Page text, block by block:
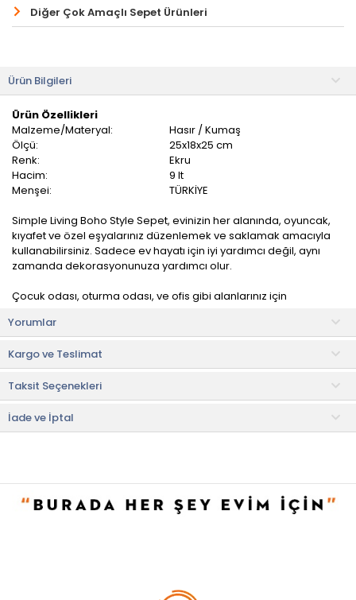
Diğer Çok Amaçlı Sepet Ürünleri
Ürün Bilgileri
Ürün Özellikleri
Malzeme/Materyal:
Hasır / Kumaş
Ölçü:
25x18x25 cm
Renk:
Ekru
Hacim:
9 lt
Menşei:
TÜRKİYE
Simple Living Boho Style Sepet, evinizin her alanında, oyuncak,
kıyafet ve özel eşyalarınız düzenlemek ve saklamak amacıyla
kullanabilirsiniz. Sadece ev hayatı için iyi yardımcı değil, aynı
zamanda dekorasyonunuza yardımcı olur.
Çocuk odası, oturma odası, ve ofis gibi alanlarınız için
katar.
Kullanım ve Bakım Bilgileri
• Makinede yıkanması uygun değildir. Nemli bez ile
temizlenmelidir.
• Not:Bu fiyat perakende satışlar için belirlenmiştir. Toplu alımlar
Evidea tarafından incelenecek ve uygun bulunmayan siparişler
Yorumlar
Kargo ve Teslimat
Taksit Seçenekleri
İade ve İptal